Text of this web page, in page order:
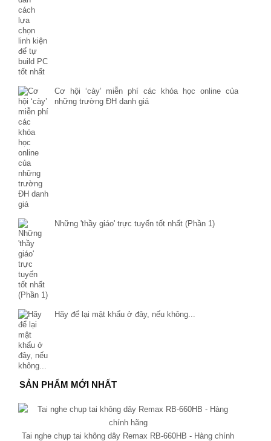
Cơ hội ‘cày’ miễn phí các khóa học online của
những trường ĐH danh giá
Những 'thầy giáo' trực tuyến tốt nhất (Phần 1)
Hãy để lại mật khẩu ở đây, nếu không...
SẢN PHẨM MỚI NHẤT
Tai nghe chụp tai không dây Remax RB-660HB - Hàng chính